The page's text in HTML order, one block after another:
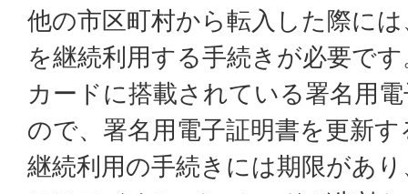
他の市区町村から転入した際に
を継続利用する手続きが必要で
カードに搭載されている署名用
ので、署名用電子証明書を更新
継続利用の手続きには期限があ